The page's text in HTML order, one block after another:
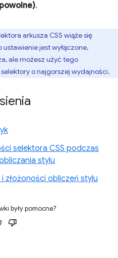
.
arkusza CSS wiąże się
jest wyłączone,
ale możesz użyć tego
o najgorszej wydajności.
selektora CSS podczas
stylu
złożoności obliczeń stylu
były pomocne?